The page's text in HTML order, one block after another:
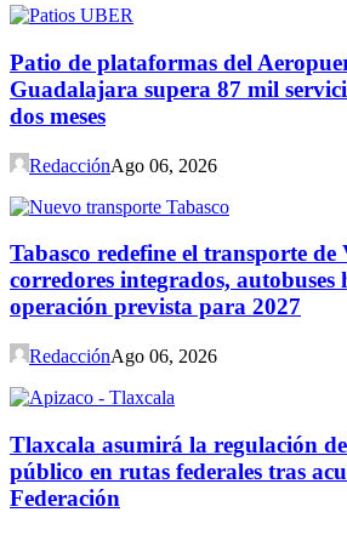
Patio de plataformas del
Guadalajara supera 87 mil
dos meses
RedacciónAgo 06, 2026
Tabasco redefine el transporte
corredores integrados, autobuses
operación prevista para 2027
RedacciónAgo 06, 2026
Tlaxcala asumirá la regulación
público en rutas federales tras
Federación